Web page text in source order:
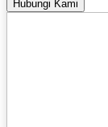
Hubungi Kami